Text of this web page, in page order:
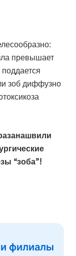
превышает
зоб диффузно
“зоба”!
филиалы